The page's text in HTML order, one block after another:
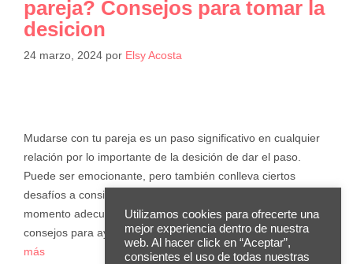
pareja? Consejos para tomar la
desicion
24 marzo, 2024 por Elsy Acosta
Mudarse con tu pareja es un paso significativo en cualquier
relación por lo importante de la desición de dar el paso.
Puede ser emocionante, pero también conlleva ciertos
desafíos a considerar. Si te estás preguntando si es el
momento adecuado para dar este paso, aquí tienes algunos
consejos para ayudarte a tomar la mejor decisión. …Leer
más
Utilizamos cookies para ofrecerte una
mejor experiencia dentro de nuestra
web. Al hacer click en “Aceptar”,
consientes el uso de todas nuestras